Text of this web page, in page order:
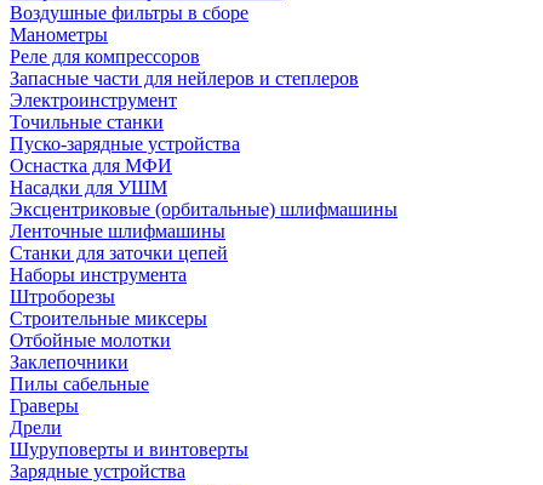
Воздушные фильтры в сборе
Манометры
Реле для компрессоров
Запасные части для нейлеров и степлеров
Электроинструмент
Точильные станки
Пуско-зарядные устройства
Оснастка для МФИ
Насадки для УШМ
Эксцентриковые (орбитальные) шлифмашины
Ленточные шлифмашины
Станки для заточки цепей
Наборы инструмента
Штроборезы
Строительные миксеры
Отбойные молотки
Заклепочники
Пилы сабельные
Граверы
Дрели
Шуруповерты и винтоверты
Зарядные устройства